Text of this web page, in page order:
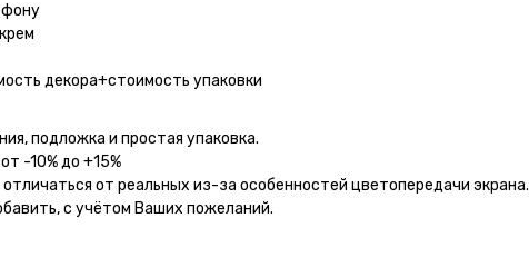
декора+стоимость упаковки
подложка и простая упаковка.
-10% до +15%
от реальных из-за особенностей цветопередачи экрана.
с учётом Ваших пожеланий.